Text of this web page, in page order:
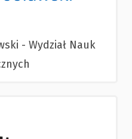
- Wydział Nauk